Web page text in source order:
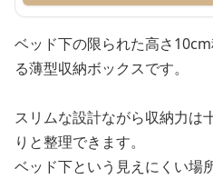
ベッド下の限られた高さ
る薄型収納ボックスです。
スリムな設計ながら収納力は
りと整理できます。
ベッド下という見えにくい場